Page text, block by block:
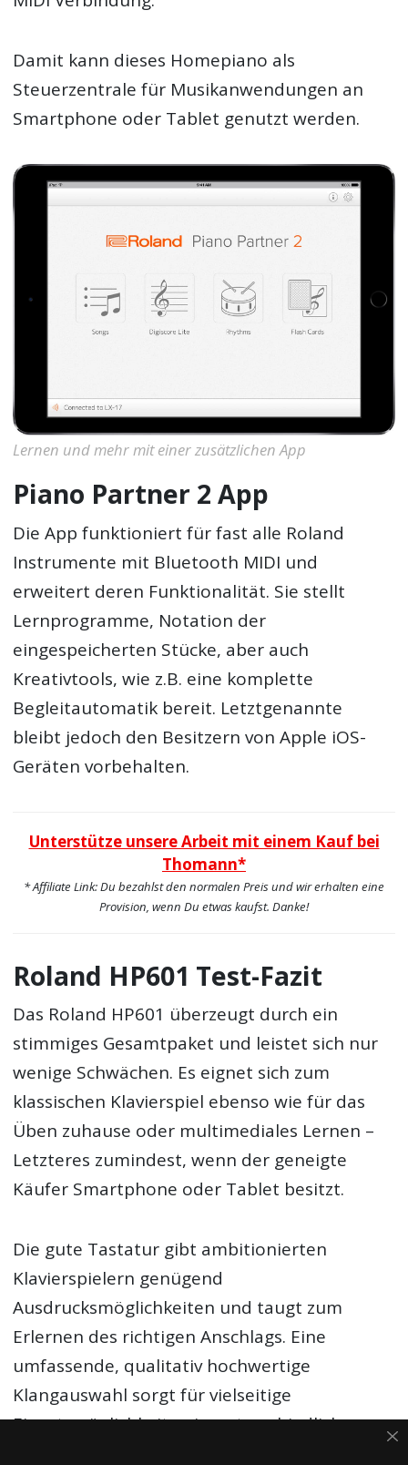
Damit kann dieses Homepiano als
Steuerzentrale für Musikanwendungen an
Smartphone oder Tablet genutzt werden.
Lernen und mehr mit einer zusätzlichen App
Piano Partner 2 App
Die App funktioniert für fast alle Roland
Instrumente mit Bluetooth MIDI und
erweitert deren Funktionalität. Sie stellt
Lernprogramme, Notation der
eingespeicherten Stücke, aber auch
Kreativtools, wie z.B. eine komplette
Begleitautomatik bereit. Letztgenannte
bleibt jedoch den Besitzern von Apple iOS-
Geräten vorbehalten.
Unterstütze unsere Arbeit mit einem Kauf bei
Thomann*
* Affiliate Link: Du bezahlst den normalen Preis und wir erhalten eine
Provision, wenn Du etwas kaufst. Danke!
Roland HP601 Test-Fazit
Das Roland HP601 überzeugt durch ein
stimmiges Gesamtpaket und leistet sich nur
wenige Schwächen. Es eignet sich zum
klassischen Klavierspiel ebenso wie für das
Üben zuhause oder multimediales Lernen –
Letzteres zumindest, wenn der geneigte
Käufer Smartphone oder Tablet besitzt.
Die gute Tastatur gibt ambitionierten
Klavierspielern genügend
Ausdrucksmöglichkeiten und taugt zum
Erlernen des richtigen Anschlags. Eine
umfassende, qualitativ hochwertige
Klangauswahl sorgt für vielseitige
Einsatzmöglichkeiten in unterschiedlichen